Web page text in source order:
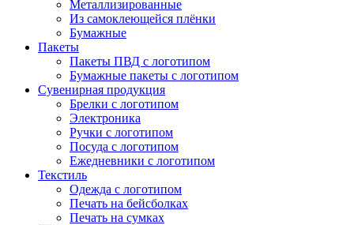
Металлизированные
Из самоклеющейся плёнки
Бумажные
Пакеты
Пакеты ПВД с логотипом
Бумажные пакеты с логотипом
Сувенирная продукция
Брелки с логотипом
Электроника
Ручки с логотипом
Посуда с логотипом
Ежедневники с логотипом
Текстиль
Одежда с логотипом
Печать на бейсболках
Печать на сумках